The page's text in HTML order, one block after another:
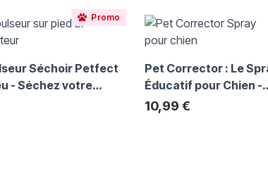
tabulation. Vous pouvez sauter le carrousel ou
Promo
Séchoir Petfect
- Séchez votre
Pet Corrector : Le
Éducatif pour Chien -
Entraînement
10,99 €